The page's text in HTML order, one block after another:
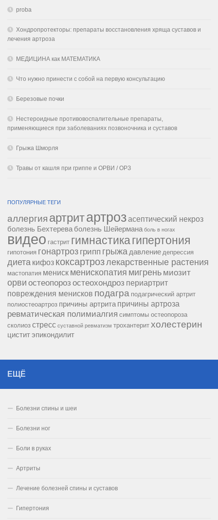
proba
Хондропротекторы: препараты восстановления хряща суставов и
лечения артроза
МЕДИЦИНА как МАТЕМАТИКА
Что нужно принести с собой на первую консультацию
Березовые почки
Нестероидные противовоспалительные препараты,
применяющиеся при заболеваниях позвоночника и суставов
Грыжа Шморля
Травы от кашля при гриппе и ОРВИ / ОРЗ
ПОПУЛЯРНЫЕ ТЕГИ
аллергия артритартрозасептический некроз
болезнь Бехтерева болезнь Шейермана боль в ногах
видео гастрит гимнастикагипертония
гипотония гонартроз грипп грыжа давление депрессия
диета кифоз коксартроз лекарственные растения
мастопатия мениск менископатия мигрень миозит
орви остеопороз остеохондроз периартрит
повреждения менисков подагра подагрический артрит
полиостеоартроз причины артрита причины артроза
ревматическая полимиалгия симптомы остеопороза
сколиоз стресс суставной ревматизм трохантерит холестерин
циститэпикондилит
ЕЩЁ
Болезни спины и шеи
Болезни ног
Боли в руках
Артриты
Лечение болезней спины и суставов
Гипертония